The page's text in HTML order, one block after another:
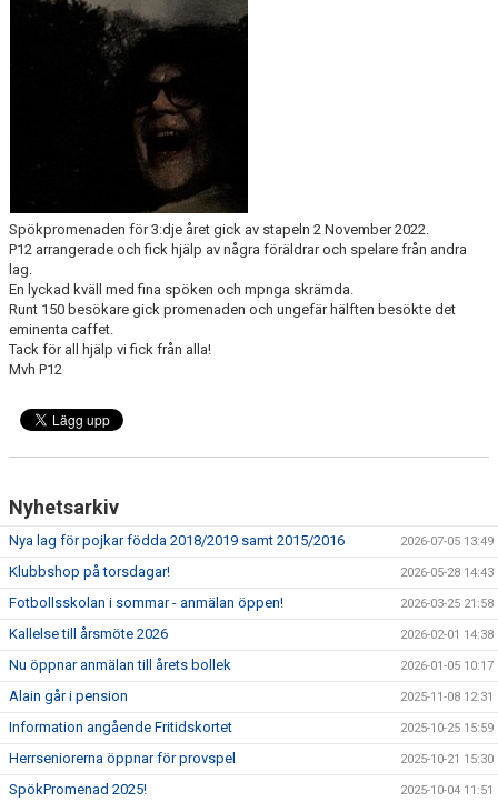
Spökpromenaden för 3:dje året gick av stapeln 2 November 2022.
P12 arrangerade och fick hjälp av några föräldrar och spelare från andra
lag.
En lyckad kväll med fina spöken och mpnga skrämda.
Runt 150 besökare gick promenaden och ungefär hälften besökte det
eminenta caffet.
Tack för all hjälp vi fick från alla!
Mvh P12
Nyhetsarkiv
Nya lag för pojkar födda 2018/2019 samt 2015/2016 2026-07-05 13:49
Klubbshop på torsdagar! 2026-05-28 14:43
Fotbollsskolan i sommar - anmälan öppen! 2026-03-25 21:58
Kallelse till årsmöte 2026 2026-02-01 14:38
Nu öppnar anmälan till årets bollek 2026-01-05 10:17
Alain går i pension 2025-11-08 12:31
Information angående Fritidskortet 2025-10-25 15:59
Herrseniorerna öppnar för provspel 2025-10-21 15:30
SpökPromenad 2025! 2025-10-04 11:51